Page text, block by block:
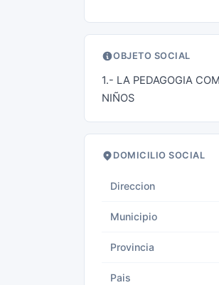
OBJETO SOCIAL
1.- LA PEDAGOGIA
NIÑOS
DOMICILIO SOCIAL
Direccion
Municipio
Provincia
Pais